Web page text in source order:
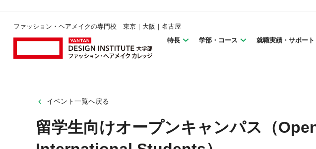
ファッション・ヘアメイクの専門校 東京｜大阪｜名古屋
特長
学部・コース 就職実績・サポート
イベント一覧へ戻る
留学生向けオープンキャンパス（